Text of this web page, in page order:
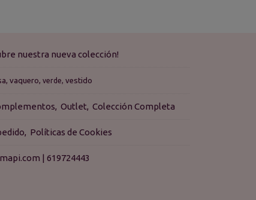
nuestra nueva colección!
vaquero verde vestido
Outlet Colección Completa
Políticas de Cookies
| 619724443